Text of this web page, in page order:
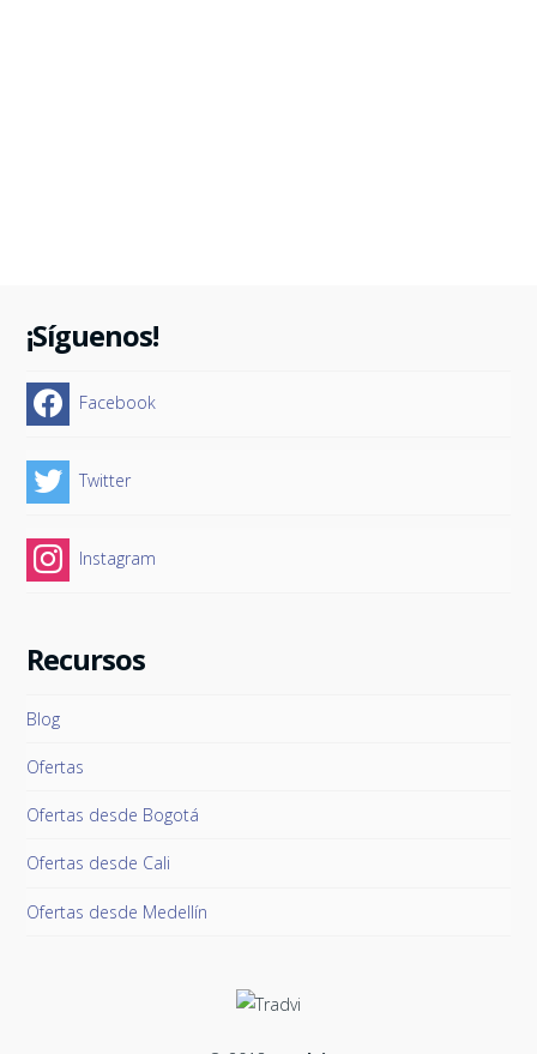
¡Síguenos!
Facebook
Twitter
Instagram
Recursos
Blog
Ofertas
Ofertas desde Bogotá
Ofertas desde Cali
Ofertas desde Medellín